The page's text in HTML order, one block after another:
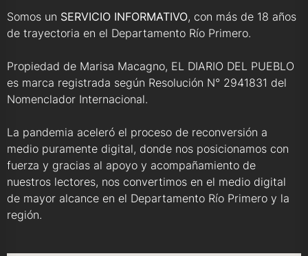
Somos un SERVICIO INFORMATIVO, con más de 18 años
de trayectoria en el Departamento Río Primero.
Propiedad de Marisa Macagno, EL DIARIO DEL PUEBLO
es marca registrada según Resolución N° 2941831 del
Nomenclador Internacional.
La pandemia aceleró el proceso de reconversión a
medio puramente digital, donde nos posicionamos con
fuerza y gracias al apoyo y acompañamiento de
nuestros lectores, nos convertimos en el medio digital
de mayor alcance en el Departamento Río Primero y la
región.